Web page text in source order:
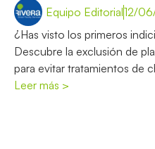
Equipo Editorial12/
¿Has visto los primeros
Descubre la exclusión de
para evitar tratamientos de
Leer más >